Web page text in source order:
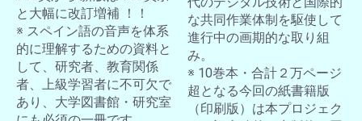
お買い物を続ける カートへ進む
と大幅に改訂増補 ！！
※ スペイン語の音声を体系
的に理解するための資料と
して、研究者、教育関係
者、上級学習者に不可欠で
あり、大学図書館・研究室
な共同作業体制を駆使して
進行中の画期的な取り組
み。
※ 10巻本・合計２万ページ
超となる今回の紙書籍版
（印刷版）は本プロジェク